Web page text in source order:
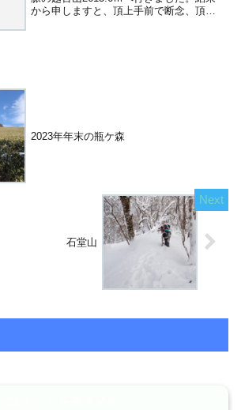
から申しますと、頂上手前で断念、頂上
2023年年末の瓶ケ森
石堂山